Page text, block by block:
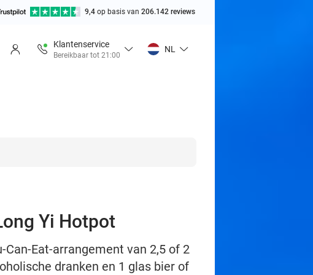
9,4 op basis van 206.142 reviews
Klantenservice
Bereikbaar tot 21:00
NL
Yi Hotpot
Eat-arrangement van 2,5 of 2
dranken en 1 glas bier of